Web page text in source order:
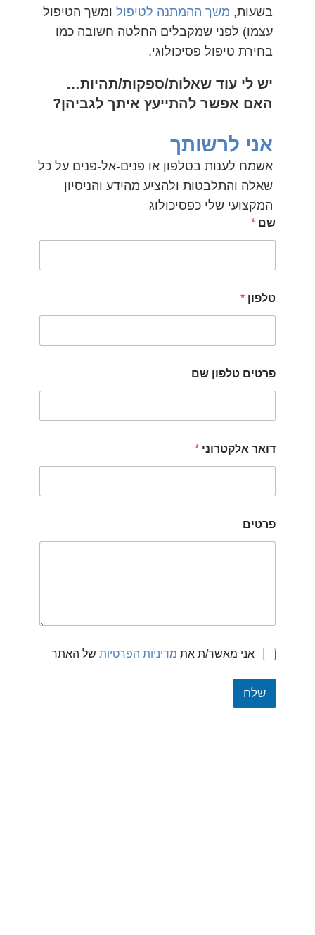
בשעות, משך ההמתנה לטיפול ומשך הטיפול
עצמו) לפני שמקבלים החלטה חשובה כמו
בחירת טיפול פסיכולוגי.
יש לי עוד שאלות/ספקות/תהיות…
האם אפשר להתייעץ איתך לגביהן?
אני לרשותך
אשמח לענות בטלפון או פנים-אל-פנים על כל
שאלה והתלבטות ולהציע מהידע והניסיון
המקצועי שלי כפסיכולוג
שם *
טלפון *
פרטים טלפון שם
דואר אלקטרוני *
פרטים
c
e
k
אני מאשר/ת את מדיניות הפרטיות של האתר
שלח